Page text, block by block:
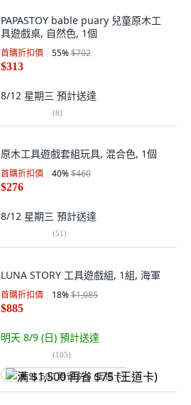
PAPASTOY bable puary 兒童原木工
具遊戲桌, 自然色, 1個
首購折扣價 55%$702
$313
8/12 星期三 預計送達
(8)
原木工具遊戲套組玩具, 混合色, 1個
首購折扣價 40%$460
$276
8/12 星期三 預計送達
(51)
LUNA STORY 工具遊戲組, 1組, 海軍
首購折扣價 18%$1,085
$885
明天 8/9 (日) 預計送達
(105)
满 $1,500 再省 $75 (王道卡)